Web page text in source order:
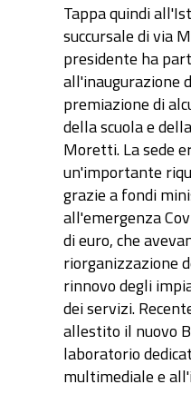
Tappa quindi
succursale di via
presidente ha
all'inaugurazione
premiazione di
della scuola e
Moretti. La sede
un'importante
grazie a fondi
all'emergenza
di euro, che
riorganizzazione
rinnovo degli
dei servizi.
allestito il nuovo
laboratorio
multimediale e